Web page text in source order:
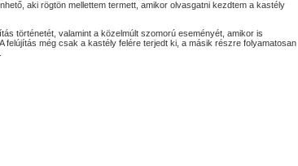
aki rögtön mellettem termett, amikor olvasgatni kezdtem a kastély
történetét, valamint a közelmúlt szomorú eseményét, amikor is
még csak a kastély felére terjedt ki, a másik részre folyamatosan